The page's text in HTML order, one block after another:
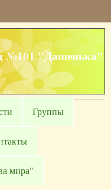
№101 "Дашенька"
Группы
мира"